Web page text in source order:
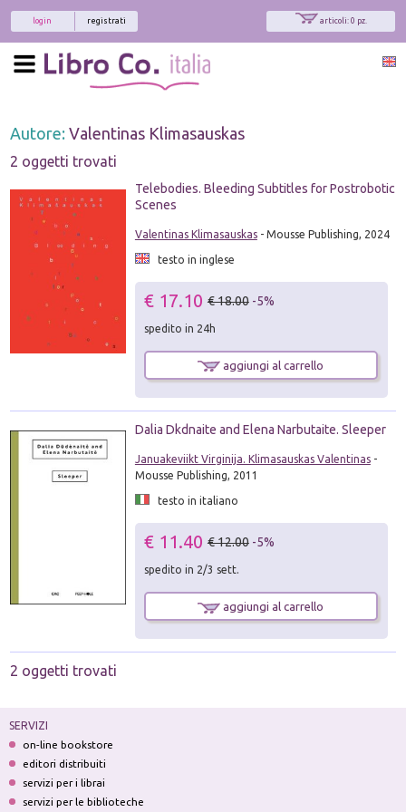
articoli: 0 pz.
registrati
login
Autore:Valentinas Klimasauskas
2 oggetti trovati
Telebodies. Bleeding Subtitles for Postrobotic
Scenes
Valentinas Klimasauskas- Mousse Publishing, 2024
testo in inglese
€ 17.10 € 18.00 -5%
spedito in 24h
aggiungi al carrello
Dalia Dkdnaite and Elena Narbutaite. Sleeper
Januakeviikt Virginija. Klimasauskas Valentinas-
Mousse Publishing, 2011
testo in italiano
€ 11.40 € 12.00 -5%
spedito in 2/3 sett.
aggiungi al carrello
2 oggetti trovati
SERVIZI
on-line bookstore
editori distribuiti
servizi per i librai
servizi per le biblioteche